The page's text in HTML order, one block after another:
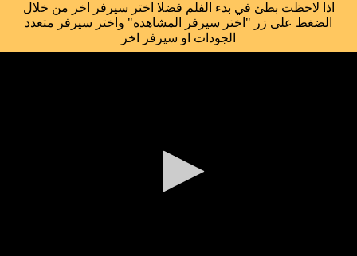
اذا لاحظت بطئ في بدء الفلم فضلا اختر سيرفر اخر من خلال
الضغط على زر "اختر سيرفر المشاهده" واختر سيرفر متعدد
الجودات او سيرفر اخر